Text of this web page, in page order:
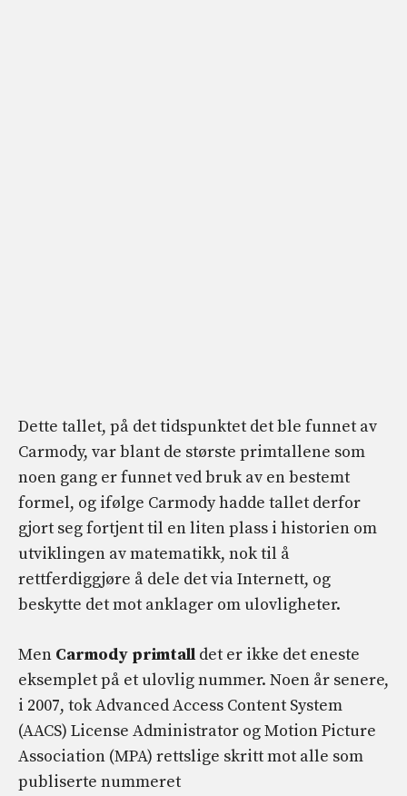
Dette tallet, på det tidspunktet det ble funnet av
Carmody, var blant de største primtallene som
noen gang er funnet ved bruk av en bestemt
formel, og ifølge Carmody hadde tallet derfor
gjort seg fortjent til en liten plass i historien om
utviklingen av matematikk, nok til å
rettferdiggjøre å dele det via Internett, og
beskytte det mot anklager om ulovligheter.
Men Carmody primtall det er ikke det eneste
eksemplet på et ulovlig nummer. Noen år senere,
i 2007, tok Advanced Access Content System
(AACS) License Administrator og Motion Picture
Association (MPA) rettslige skritt mot alle som
publiserte nummeret